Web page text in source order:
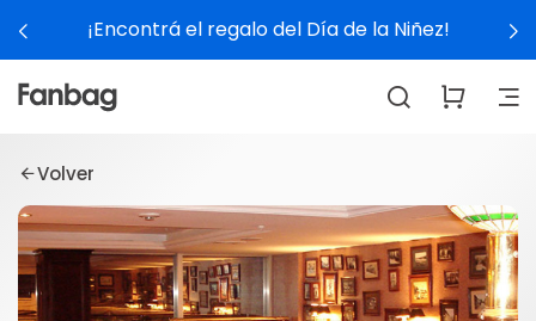
¡Encontrá el regalo del Día de la Niñez!
Volver